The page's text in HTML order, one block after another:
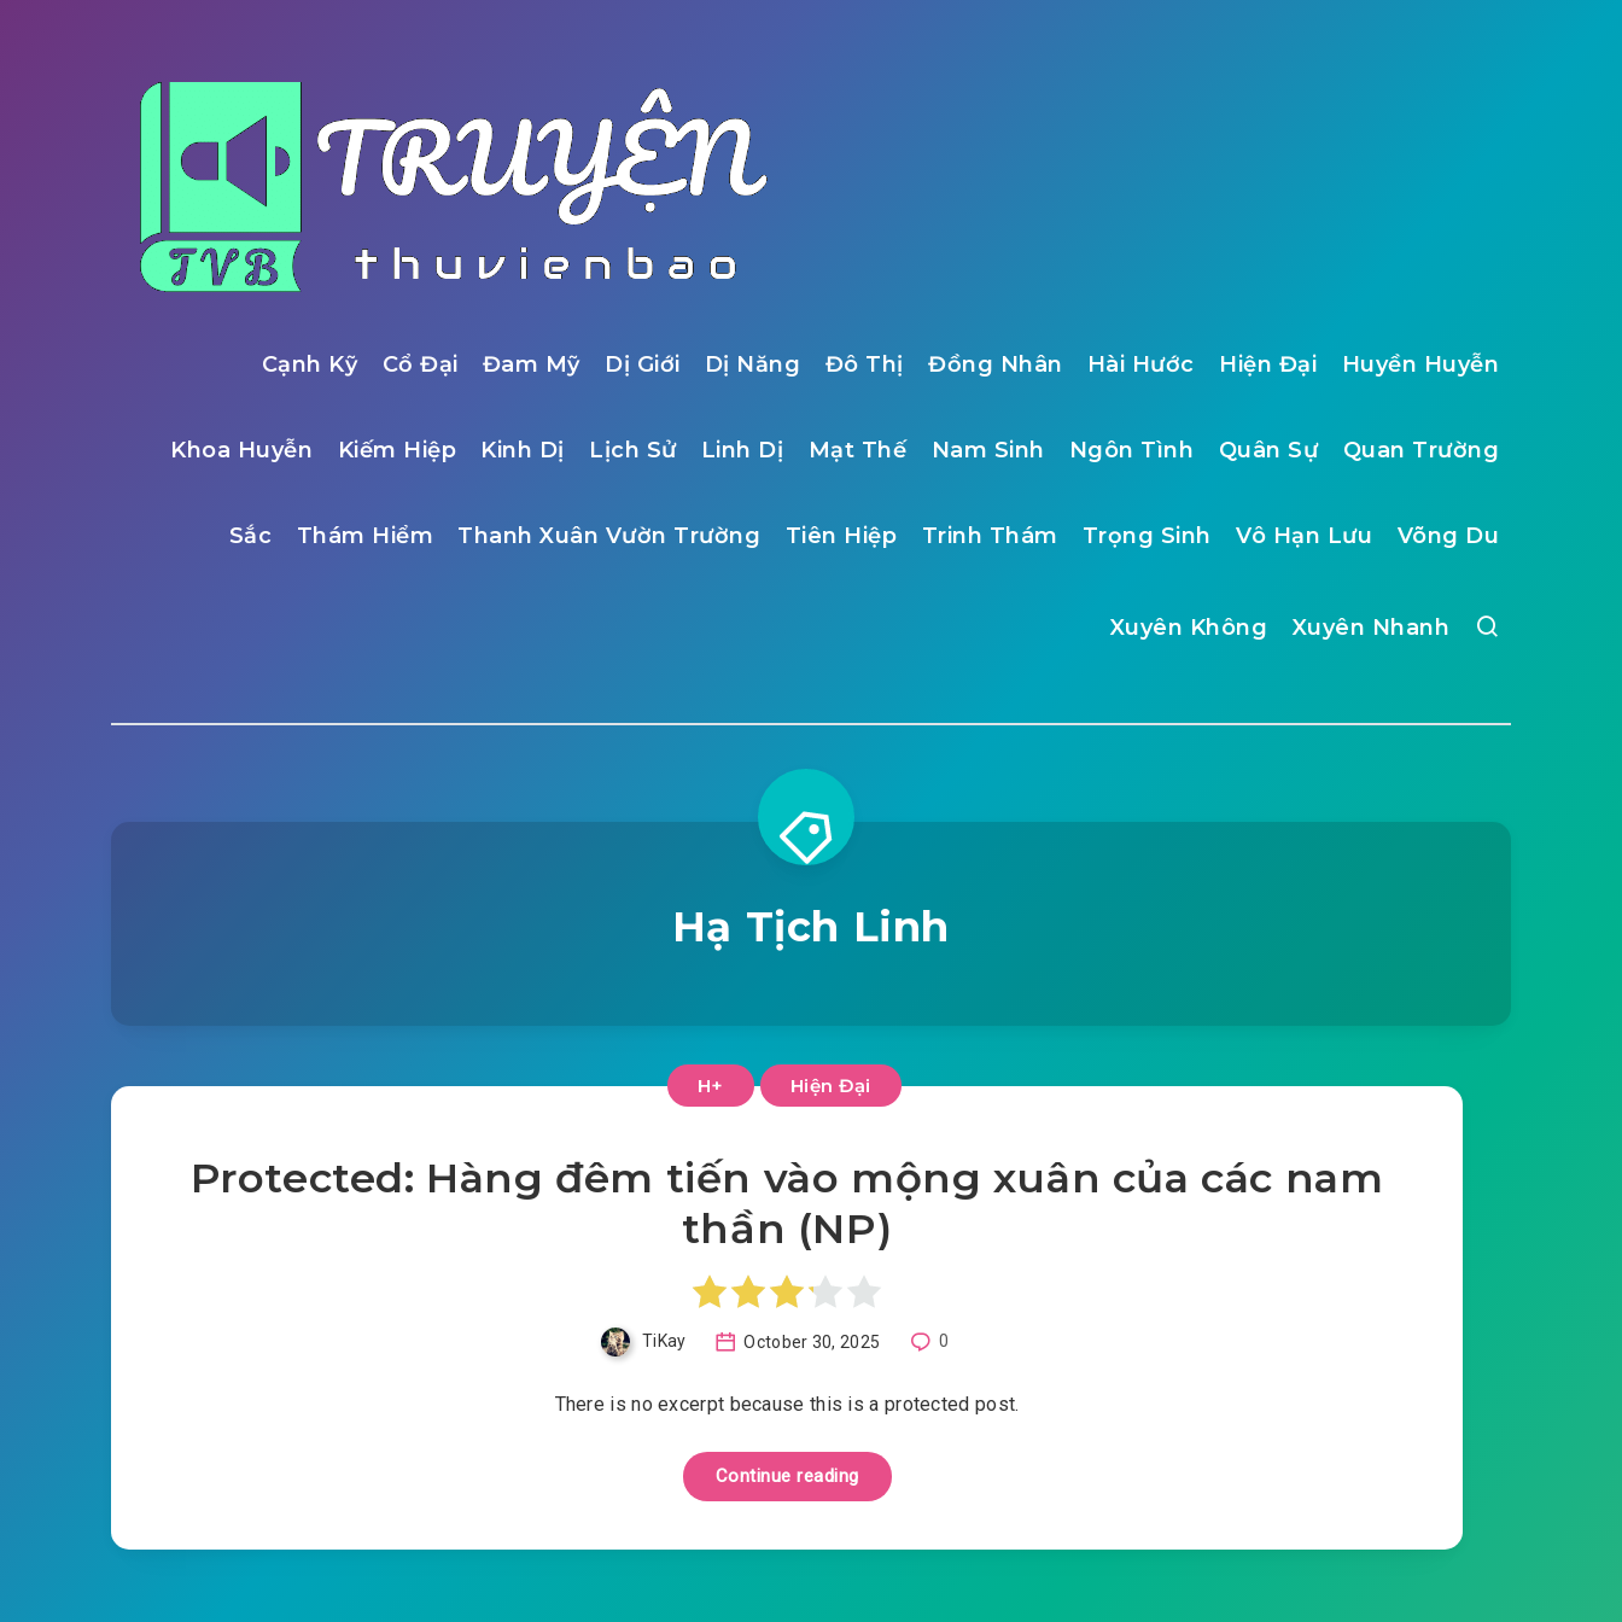
Cạnh Kỹ Cổ Đại Đam Mỹ Dị Giới Dị Năng Đô Thị Đồng Nhân Hài Hước Hiện Đại Huyền Huyễn
Khoa Huyễn Kiếm Hiệp Kinh Dị Lịch Sử Linh Dị Mạt Thế Nam Sinh Ngôn Tình Quân Sự Quan Trường
Sắc Thám Hiểm Thanh Xuân Vườn Trường Tiên Hiệp Trinh Thám Trọng Sinh Vô Hạn Lưu Võng Du
Xuyên Không Xuyên Nhanh
Hạ Tịch Linh
H+ Hiện Đại
Protected: Hàng đêm tiến vào mộng xuân của các nam
thần (NP)
TiKay October 30, 2025 0
There is no excerpt because this is a protected post.
Continue reading